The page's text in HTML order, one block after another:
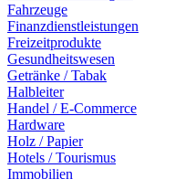
Fahrzeuge
Finanzdienstleistungen
Freizeitprodukte
Gesundheitswesen
Getränke / Tabak
Halbleiter
Handel / E-Commerce
Hardware
Holz / Papier
Hotels / Tourismus
Immobilien